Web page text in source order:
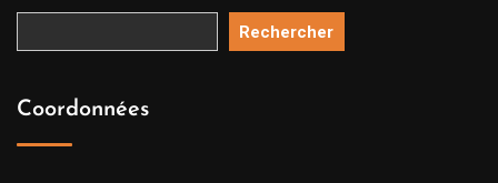
Rechercher
Coordonnées